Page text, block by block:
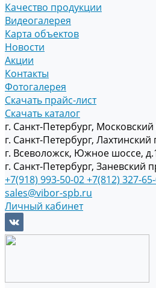
Качество продукции
Видеогалерея
Карта объектов
Новости
Акции
Контакты
Фотогалерея
Скачать прайс-лист
Скачать каталог
г. Санкт-Петербург,
г. Санкт-Петербург,
г. Всеволожск, Южное шоссе,
г. Санкт-Петербург, Заневский
+7(918) 993-50-02+7(812) 327-
sales@vibor-spb.ru
Личный кабинет